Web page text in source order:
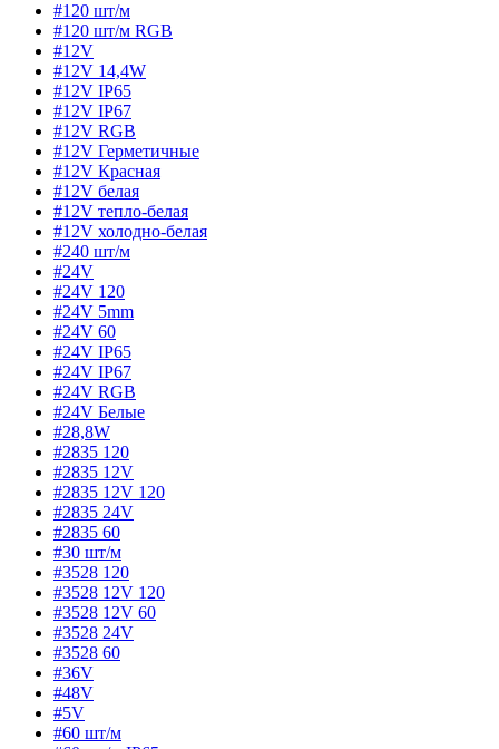
#120 шт/м
#120 шт/м RGB
#12V
#12V 14,4W
#12V IP65
#12V IP67
#12V RGB
#12V Герметичные
#12V Красная
#12V белая
#12V тепло-белая
#12V холодно-белая
#240 шт/м
#24V
#24V 120
#24V 5mm
#24V 60
#24V IP65
#24V IP67
#24V RGB
#24V Белые
#28,8W
#2835 120
#2835 12V
#2835 12V 120
#2835 24V
#2835 60
#30 шт/м
#3528 120
#3528 12V 120
#3528 12V 60
#3528 24V
#3528 60
#36V
#48V
#5V
#60 шт/м